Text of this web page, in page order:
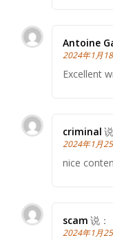
Antoine
2024年1月
Excellent
criminal
2024年1月
nice
scam 说：
2024年1月